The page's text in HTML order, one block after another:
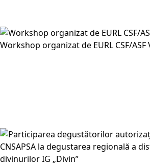
Workshop organizat de EURL CSF/ASF